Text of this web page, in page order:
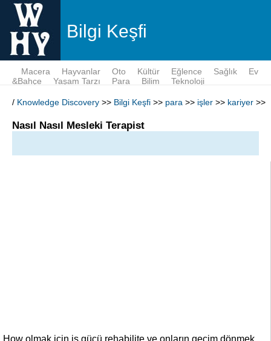
Bilgi Keşfi
Macera Hayvanlar Oto Kültür Eğlence Sağlık
Ev
&Bahçe
Yaşam Tarzı Para Bilim Teknoloji
/ Knowledge Discovery >> Bilgi Keşfi >> para >> işler >> kariyer >>
Nasıl Nasıl Mesleki Terapist
How olmak için iş gücü rehabilite ve onların geçim dönmek